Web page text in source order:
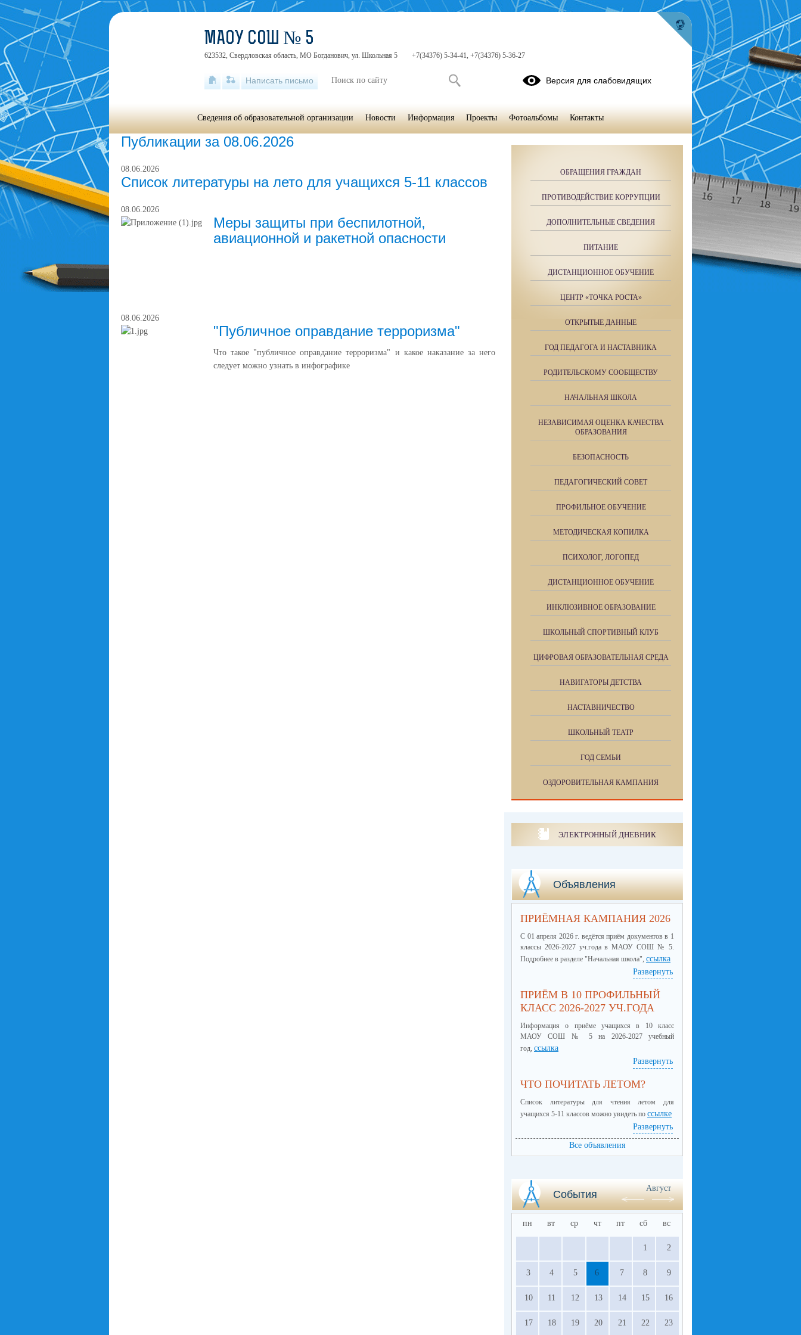
Публикации за 08.06.2026
08.06.2026
Список литературы на лето для учащихся 5-11 классов
08.06.2026
Меры защиты при беспилотной,
авиационной и ракетной опасности
08.06.2026
"Публичное оправдание терроризма"
Что такое "публичное оправдание терроризма" и какое наказание за него
следует можно узнать в инфографике
ОБРАЩЕНИЯ ГРАЖДАН
ПРОТИВОДЕЙСТВИЕ КОРРУПЦИИ
ДОПОЛНИТЕЛЬНЫЕ СВЕДЕНИЯ
ПИТАНИЕ
ДИСТАНЦИОННОЕ ОБУЧЕНИЕ
ЦЕНТР «ТОЧКА РОСТА»
ОТКРЫТЫЕ ДАННЫЕ
ГОД ПЕДАГОГА И НАСТАВНИКА
РОДИТЕЛЬСКОМУ СООБЩЕСТВУ
НАЧАЛЬНАЯ ШКОЛА
НЕЗАВИСИМАЯ ОЦЕНКА КАЧЕСТВА
ОБРАЗОВАНИЯ
БЕЗОПАСНОСТЬ
ПЕДАГОГИЧЕСКИЙ СОВЕТ
ПРОФИЛЬНОЕ ОБУЧЕНИЕ
МЕТОДИЧЕСКАЯ КОПИЛКА
ПСИХОЛОГ, ЛОГОПЕД
ДИСТАНЦИОННОЕ ОБУЧЕНИЕ
ИНКЛЮЗИВНОЕ ОБРАЗОВАНИЕ
ШКОЛЬНЫЙ СПОРТИВНЫЙ КЛУБ
ЦИФРОВАЯ ОБРАЗОВАТЕЛЬНАЯ СРЕДА
НАВИГАТОРЫ ДЕТСТВА
НАСТАВНИЧЕСТВО
ШКОЛЬНЫЙ ТЕАТР
ГОД СЕМЬИ
ОЗДОРОВИТЕЛЬНАЯ КАМПАНИЯ
ЭЛЕКТРОННЫЙ ДНЕВНИК
Объявления
ПРИЁМНАЯ КАМПАНИЯ 2026
С 01 апреля 2026 г. ведётся приём документов в 1
классы 2026-2027 уч.года в МАОУ СОШ № 5.
Подробнее в разделе "Начальная школа", ссылка
Развернуть
ПРИЁМ В 10 ПРОФИЛЬНЫЙ
КЛАСС 2026-2027 УЧ.ГОДА
Информация о приёме учащихся в 10 класс
МАОУ СОШ № 5 на 2026-2027 учебный
год, ссылка
Развернуть
ЧТО ПОЧИТАТЬ ЛЕТОМ?
Список литературы для чтения летом для
учащихся 5-11 классов можно увидеть по ссылке
Развернуть
Все объявления
События
Август
пн вт ср чт пт сб вс
1 2
3 4 5 6 7 8 9
10 11 12 13 14 15 16
17 18 19 20 21 22 23
МАОУ СОШ № 5
623532, Свердловская область, МО Богданович, ул. Школьная 5 +7(34376) 5-34-41, +7(34376) 5-36-27
Написать письмо Версия для слабовидящих
Сведения об образовательной организации Новости Информация Проекты Фотоальбомы Контакты